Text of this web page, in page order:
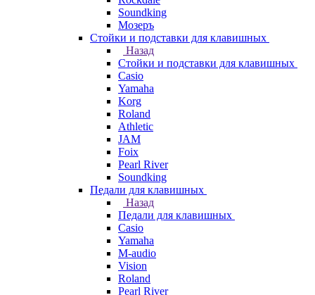
Soundking
Мозеръ
Стойки и подставки для клавишных
Назад
Стойки и подставки для клавишных
Casio
Yamaha
Korg
Roland
Athletic
JAM
Foix
Pearl River
Soundking
Педали для клавишных
Назад
Педали для клавишных
Casio
Yamaha
M-audio
Vision
Roland
Pearl River